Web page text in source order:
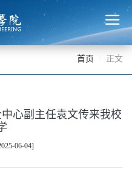
首页 正文
心副主任袁文传来我校
06-04]